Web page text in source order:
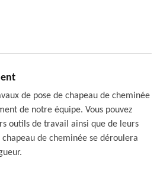
de pose de chapeau de cheminée
de notre équipe. Vous pouvez
outils de travail ainsi que de leurs
de cheminée se déroulera